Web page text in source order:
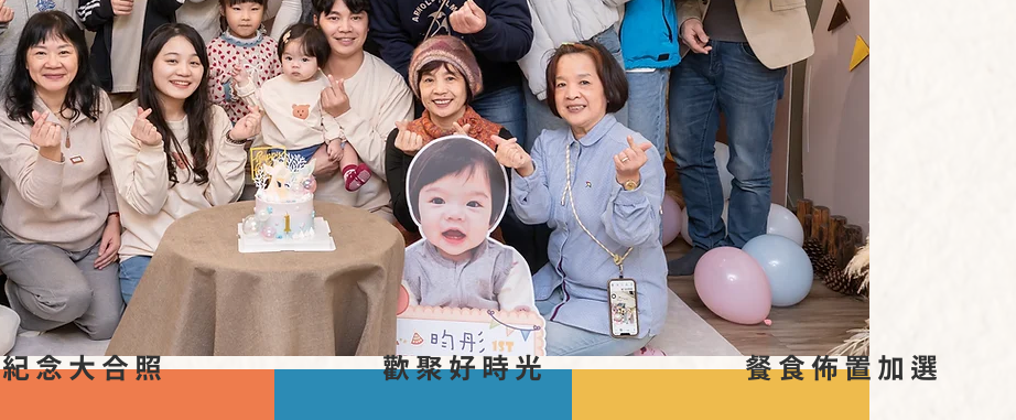
紀念大合照 歡聚好時光 餐食佈置加選